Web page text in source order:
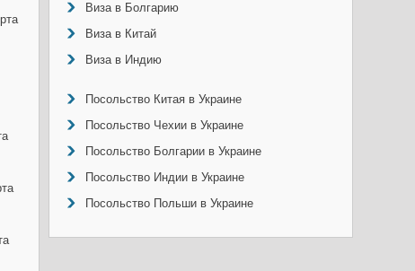
Виза в Болгарию
Виза в Китай
Виза в Индию
Посольство Китая в Украине
Посольство Чехии в Украине
Посольство Болгарии в Украине
Посольство Индии в Украине
Посольство Польши в Украине